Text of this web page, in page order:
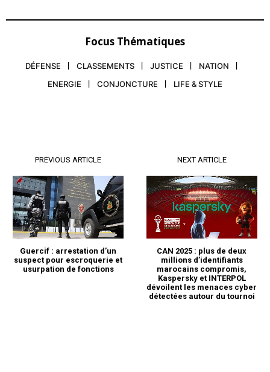
Focus Thématiques
DÉFENSE CLASSEMENTS JUSTICE
NATION
ENERGIE
CONJONCTURE LIFE & STYLE
PREVIOUS ARTICLE
Guercif : arrestation d’un
suspect pour escroquerie et
usurpation de fonctions
NEXT ARTICLE
CAN 2025 : plus de deux
millions d’identifiants
marocains compromis,
Kaspersky et INTERPOL
dévoilent les menaces cyber
détectées autour du tournoi